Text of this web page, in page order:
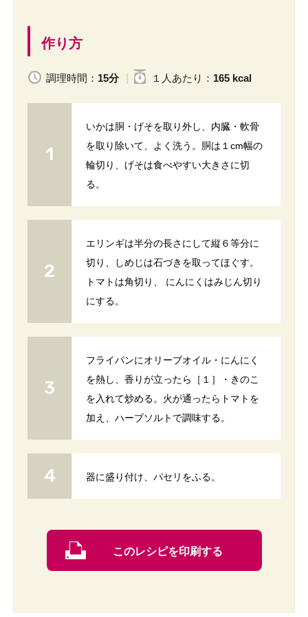
作り方
調理時間： 15分 １人 あたり ： 165 kcal
いかは胴・げそを取り外し、内臓・軟骨
を取り除いて、よく洗う。胴は１cm幅の
輪切り、げそは食べやすい大きさに切
る。
エリンギは半分の長さにして縦６等分に
切り、しめじは石づきを取ってほぐす。
トマトは角切り、 にんにくはみじん切り
にする。
フライパンにオリーブオイル・にんにく
を熱し、香りが立ったら［１］・きのこ
を入れて炒める。火が通ったらトマトを
加え、ハーブソルトで調味する。
器に盛り付け、パセリをふる。
このレシピを印刷する